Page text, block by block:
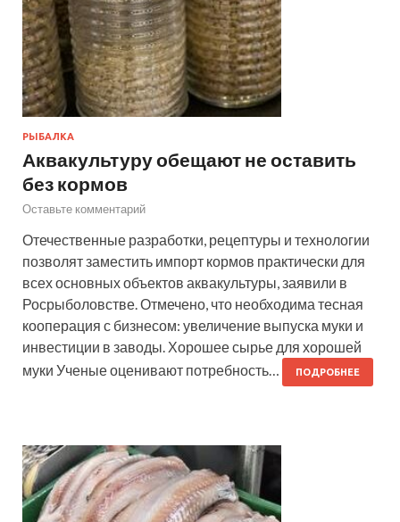
РЫБАЛКА
Аквакультуру обещают не оставить
без кормов
Оставьте комментарий
Отечественные разработки, рецептуры и технологии
позволят заместить импорт кормов практически для
всех основных объектов аквакультуры, заявили в
Росрыболовстве. Отмечено, что необходима тесная
кооперация с бизнесом: увеличение выпуска муки и
инвестиции в заводы. Хорошее сырье для хорошей
муки Ученые оценивают потребность…
ПОДРОБНЕЕ